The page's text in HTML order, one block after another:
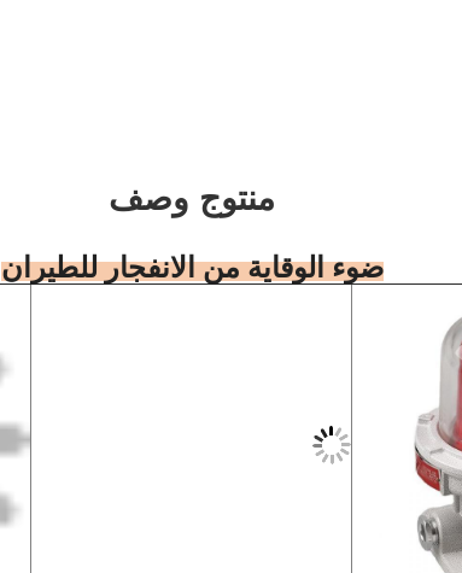
منتوج وصف
ضوء الوقاية من الانفجار للطيران